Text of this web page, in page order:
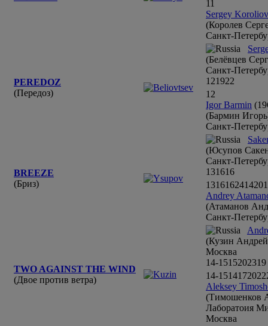
11
Sergey Koroliov
(Королев
Санкт-
PEREDOZ
(Передоз)
(Белёвцев
Санкт-
121922
12
Igor Barmin
(Бармин
Санкт-
BREEZE
(Бриз)
(Юсупов
Санкт-
131616
131616241420
Andrey
(Атаманов
Санкт-
TWO AGAINST THE WIND
(Двое против ветра)
(Кузин
Москва
14-1515202319
14-1514172022
Aleksey
(Тимошенков
Лаборатоия
Москва